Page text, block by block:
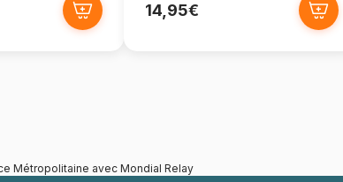
14,95€
Métropolitaine avec Mondial Relay